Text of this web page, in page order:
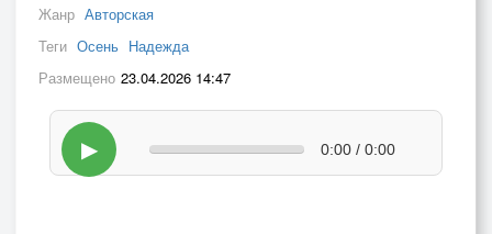
Жанр Авторская
Теги Осень Надежда
Размещено 23.04.2026 14:47
▶ 0:00 / 0:00